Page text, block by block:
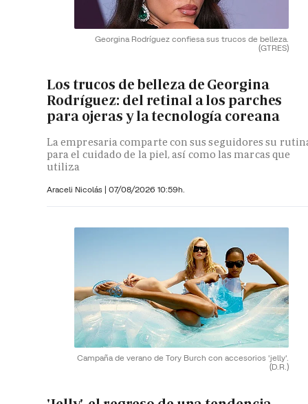
Georgina Rodríguez confiesa sus trucos de belleza.
(GTRES)
Los trucos de belleza de Georgina
Rodríguez: del retinal a los parches
para ojeras y la tecnología coreana
La empresaria comparte con sus seguidores su
para el cuidado de la piel, así como las marcas que
utiliza
Araceli Nicolás | 07/08/2026 10:59h.
Campaña de verano de Tory Burch con accesorios 'jelly'.
(D.R.)